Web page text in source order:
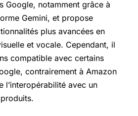
Google, notamment grâce à
Gemini, et propose
plus avancées en
et vocale. Cependant, il
compatible avec certains
contrairement à Amazon
l’interopérabilité avec un